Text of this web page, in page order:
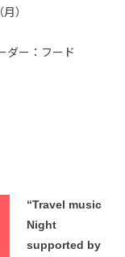
）
ダー：フード
“Travel music
Night
supported by